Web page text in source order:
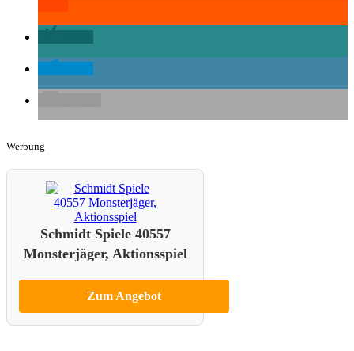
Werbung
Schmidt Spiele 40557
Monsterjäger, Aktionsspiel
Zum Angebot